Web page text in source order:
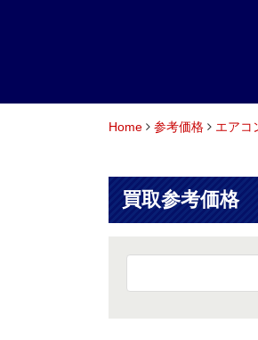
Home 参考価格 エアコ
買取参考価格